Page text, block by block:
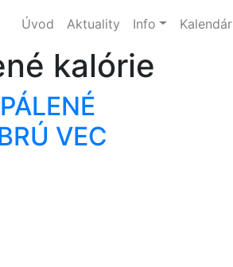
Úvod Aktuality Info Kalendár
kalórie
VEC